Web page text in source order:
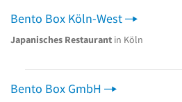
Bento Box Köln-West
Japanisches Restaurant in Köln
Bento Box GmbH